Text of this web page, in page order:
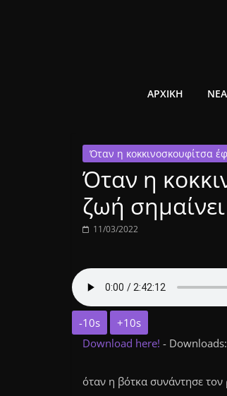
ελεύθερο
1431AM
ΑΡΧΙΚΗ ΝΕΑ
Όταν η κοκκινοσκουφίτσα
Όταν η
ζωή
11/03/2022
-10s
+10s
Download here! -
όταν η βότκα συνάντησε τον